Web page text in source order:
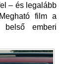
– és legalább
film a
belső emberi